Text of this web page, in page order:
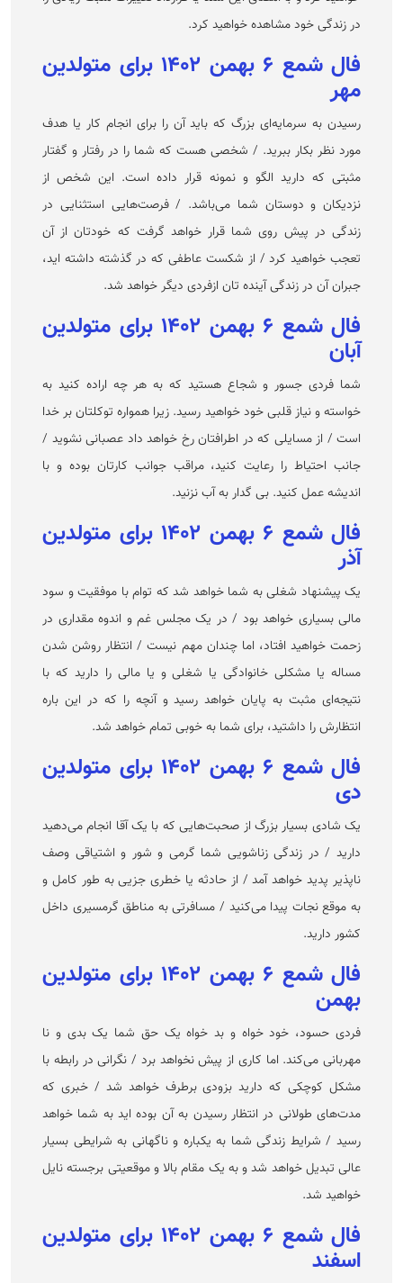
در زندگی خود مشاهده خواهید کرد.
فال شمع ۶ بهمن ۱۴۰۲ برای متولدین
مهر
رسیدن به سرمایه‌ای بزرگ که باید آن را برای انجام کار یا هدف
مورد نظر بکار ببرید. / شخصی هست که شما را در رفتار و گفتار
مثبتی که دارید الگو و نمونه قرار داده است. این شخص از
نزدیکان و دوستان شما می‌باشد. / فرصت‌هایی استثنایی در
زندگی در پیش روی شما قرار خواهد گرفت که خودتان از آن
تعجب خواهید کرد / از شکست عاطفی که در گذشته داشته اید،
جبران آن در زندگی آینده تان ازفردی دیگر خواهد شد.
فال شمع ۶ بهمن ۱۴۰۲ برای متولدین
آبان
شما فردی جسور و شجاع هستید که به هر چه اراده کنید به
خواسته و نیاز قلبی خود خواهید رسید. زیرا همواره توکلتان بر خدا
است / از مسایلی که در اطرافتان رخ خواهد داد عصبانی نشوید /
جانب احتیاط را رعایت کنید، مراقب جوانب کارتان بوده و با
اندیشه عمل کنید. بی گدار به آب نزنید.
فال شمع ۶ بهمن ۱۴۰۲ برای متولدین
آذر
یک پیشنهاد شغلی به شما خواهد شد که توام با موفقیت و سود
مالی بسیاری خواهد بود / در یک مجلس غم و اندوه مقداری در
زحمت خواهید افتاد، اما چندان مهم نیست / انتظار روشن شدن
مساله یا مشکلی خانوادگی یا شغلی و یا مالی را دارید که با
نتیجه‌ای مثبت به پایان خواهد رسید و آنچه را که در این باره
انتظارش را داشتید، برای شما به خوبی تمام خواهد شد.
فال شمع ۶ بهمن ۱۴۰۲ برای متولدین
دی
یک شادی بسیار بزرگ از صحبت‌هایی که با یک آقا انجام می‌دهید
دارید / در زندگی زناشویی شما گرمی و شور و اشتیاقی وصف
ناپذیر پدید خواهد آمد / از حادثه یا خطری جزیی به طور کامل و
به موقع نجات پیدا می‌کنید / مسافرتی به مناطق گرمسیری داخل
کشور دارید.
فال شمع ۶ بهمن ۱۴۰۲ برای متولدین
بهمن
فردی حسود، خود خواه و بد خواه یک حق شما یک بدی و نا
مهربانی می‌کند. اما کاری از پیش نخواهد برد / نگرانی در رابطه با
مشکل کوچکی که دارید بزودی برطرف خواهد شد / خبری که
مدت‌های طولانی در انتظار رسیدن به آن بوده اید به شما خواهد
رسید / شرایط زندگی شما به یکباره و ناگهانی به شرایطی بسیار
عالی تبدیل خواهد شد و به یک مقام بالا و موقعیتی برجسته نایل
خواهید شد.
فال شمع ۶ بهمن ۱۴۰۲ برای متولدین
اسفند